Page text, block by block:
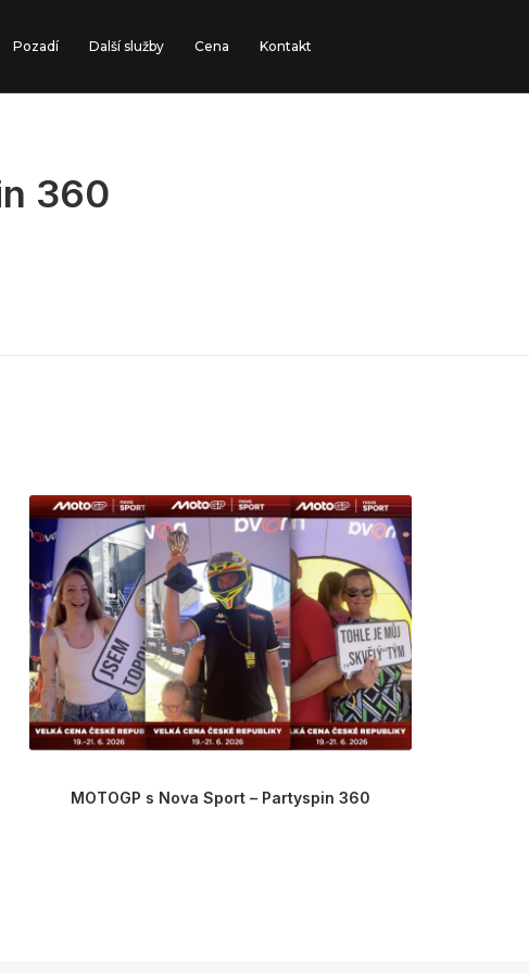
Pozadí Další služby Cena Kontakt
360
MOTOGP s Nova Sport – Partyspin 360